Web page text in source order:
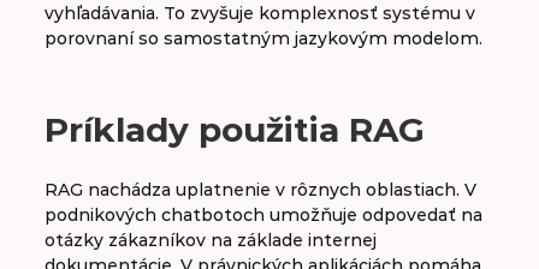
vyhľadávania. To zvyšuje komplexnosť systému v
porovnaní so samostatným jazykovým modelom.
Príklady použitia RAG
RAG nachádza uplatnenie v rôznych oblastiach. V
podnikových chatbotoch umožňuje odpovedať na
otázky zákazníkov na základe internej